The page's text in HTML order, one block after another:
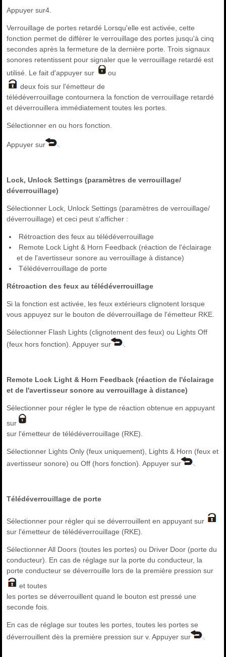
Appuyer sur4.
Verrouillage de portes retardé Lorsqu'elle est activée, cette
fonction permet de différer le verrouillage des portes jusqu'à cinq
secondes après la fermeture de la dernière porte. Trois signaux
sonores retentissent pour signaler que le verrouillage retardé est
utilisé. Le fait d'appuyer sur
ou
deux fois sur l'émetteur de
télédéverrouillage contournera la fonction de verrouillage retardé
et déverrouillera immédiatement toutes les portes.
Sélectionner en ou hors fonction.
Appuyer sur
Lock, Unlock Settings (paramètres de verrouillage/
déverrouillage)
Sélectionner Lock, Unlock Settings (paramètres de verrouillage/
déverrouillage) et ceci peut s'afficher :
Rétroaction des feux au télédéverrouillage
Remote Lock Light & Horn Feedback (réaction de l'éclairage
et de l'avertisseur sonore au verrouillage à distance)
Télédéverrouillage de porte
Rétroaction des feux au télédéverrouillage
Si la fonction est activée, les feux extérieurs clignotent lorsque
vous appuyez sur le bouton de déverrouillage de l'émetteur RKE.
Sélectionner Flash Lights (clignotement des feux) ou Lights Off
(feux hors fonction). Appuyer sur
Remote Lock Light & Horn Feedback (réaction de l'éclairage
et de l'avertisseur sonore au verrouillage à distance)
Sélectionner pour régler le type de réaction obtenue en appuyant
sur
sur l'émetteur de télédéverrouillage (RKE).
Sélectionner Lights Only (feux uniquement), Lights & Horn (feux et
avertisseur sonore) ou Off (hors fonction). Appuyer sur
Télédéverrouillage de porte
Sélectionner pour régler qui se déverrouillent en appuyant sur
sur l'émetteur de télédéverrouillage (RKE).
Sélectionner All Doors (toutes les portes) ou Driver Door (porte du
conducteur). En cas de réglage sur la porte du conducteur, la
porte conducteur se déverrouille lors de la première pression sur
et toutes
les portes se déverrouillent quand le bouton est pressé une
seconde fois.
En cas de réglage sur toutes les portes, toutes les portes se
déverrouillent dès la première pression sur v. Appuyer sur